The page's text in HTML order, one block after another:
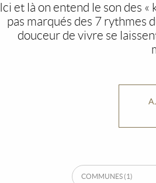
Ici et là on entend le son des «
pas marqués des 7 rythmes
douceur de vivre se
COMMUNES(1)